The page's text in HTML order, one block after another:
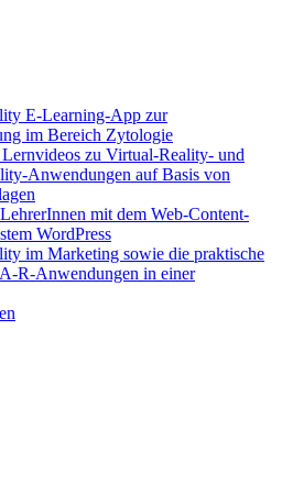
E-Learning-App zur
im Bereich Zytologie
zu Virtual-Reality- und
Anwendungen auf Basis von
mit dem Web-Content-
WordPress
im Marketing sowie die praktische
R-Anwendungen in einer